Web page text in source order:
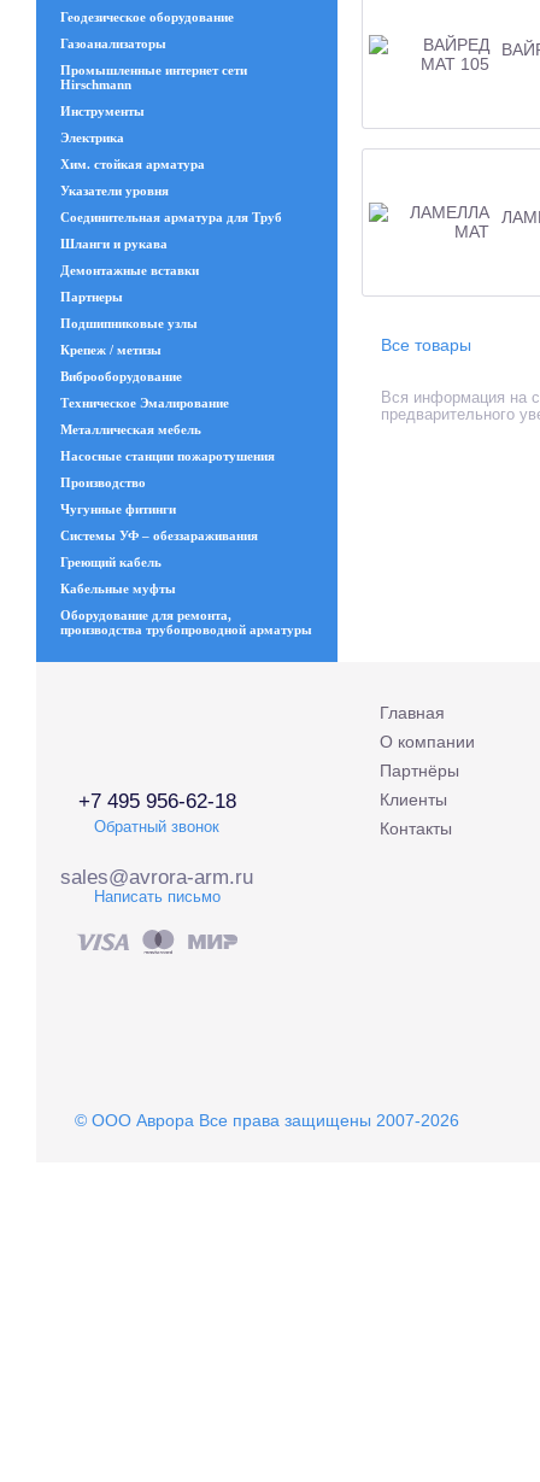
Геодезическое оборудование
Газоанализаторы
Промышленные интернет сети
Hirschmann
Инструменты
Электрика
Хим. стойкая арматура
Указатели уровня
Соединительная арматура для Труб
Шланги и рукава
Демонтажные вставки
Партнеры
Подшипниковые узлы
Крепеж / метизы
Виброоборудование
Техническое Эмалирование
Металлическая мебель
Насосные станции пожаротушения
Производство
Чугунные фитинги
Системы УФ – обеззараживания
Греющий кабель
Кабельные муфты
Оборудование для ремонта,
производства трубопроводной арматуры
Все товары
Вся информация на
предварительного
+7 495 956-62-18
Обратный звонок
sales@avrora-arm.ru
Написать письмо
Главная
О компании
Партнёры
Клиенты
Контакты
© OOO Аврора Все права защищены 2007-2026